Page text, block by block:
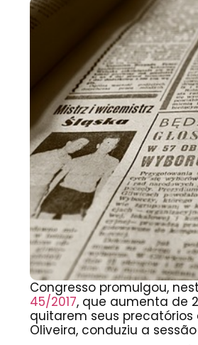
Congresso promulgou,
45/2017, que aumenta de
quitarem seus precatórios
Oliveira, conduziu a